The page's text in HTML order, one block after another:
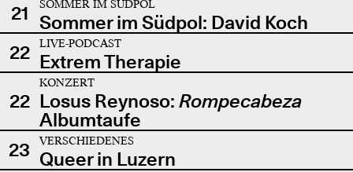
21
SOMMER IM SÜDPOL
Sommer im Südpol: David Koch
22
LIVE-PODCAST
Extrem Therapie
22
KONZERT
Losus Reynoso: Rompecabeza
Albumtaufe
23
VERSCHIEDENES
Queer in Luzern